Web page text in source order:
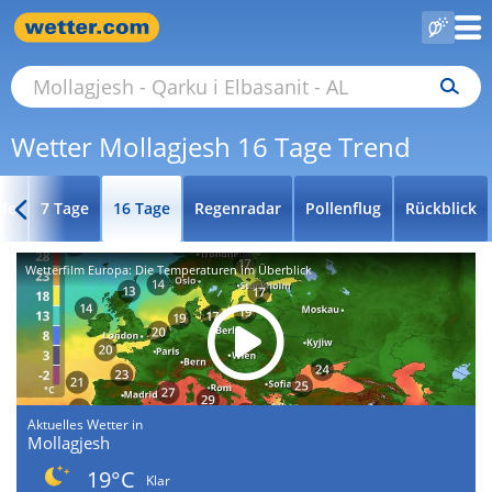
Wetter Mollagjesh 16 Tage Trend
7 Tage 16 Tage Regenradar Pollenflug Rückblick
Wetterfilm Europa: Die Temperaturen im Überblick
Aktuelles Wetter in
Mollagjesh
19°C
Klar